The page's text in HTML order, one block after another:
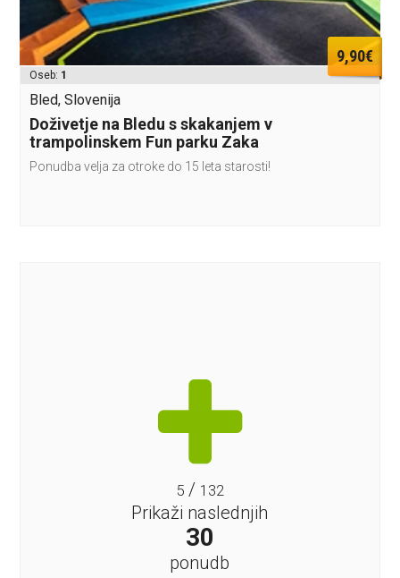
9,90€
Oseb: 1
Bled, Slovenija
Doživetje na Bledu s skakanjem v
trampolinskem Fun parku Zaka
Ponudba velja za otroke do 15 leta starosti!
5/ 132
Prikaži naslednjih
30
ponudb